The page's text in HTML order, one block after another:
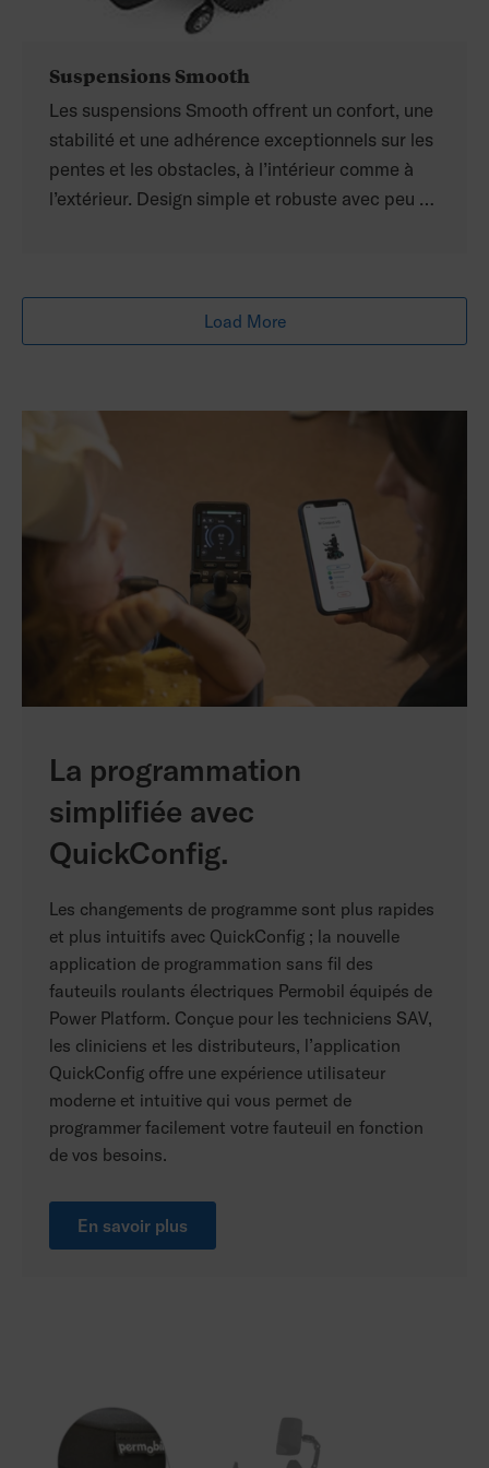
Suspensions Smooth
Les suspensions Smooth offrent un confort, une
stabilité et une adhérence exceptionnels sur les
pentes et les obstacles, à l’intérieur comme à
l’extérieur. Design simple et robuste avec peu de
Load More
La programmation
simplifiée avec
QuickConfig.
Les changements de programme sont plus rapides
et plus intuitifs avec QuickConfig ; la nouvelle
application de programmation sans fil des
fauteuils roulants électriques Permobil équipés de
Power Platform. Conçue pour les techniciens SAV,
les cliniciens et les distributeurs, l’application
QuickConfig offre une expérience utilisateur
moderne et intuitive qui vous permet de
programmer facilement votre fauteuil en fonction
de vos besoins.
En savoir plus